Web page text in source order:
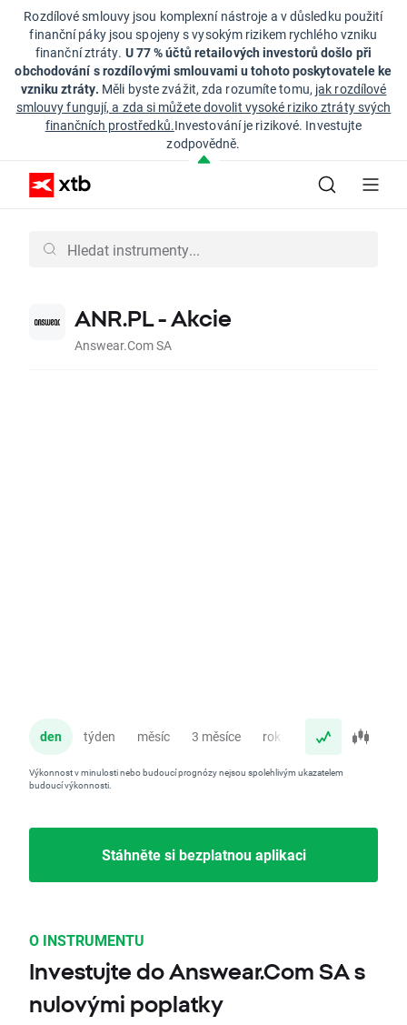
Rozdílové smlouvy jsou komplexní nástroje a v důsledku použití
finanční páky jsou spojeny s vysokým rizikem rychlého vzniku
finanční ztráty. U 77 % účtů retailových investorů došlo při
obchodování s rozdílovými smlouvami u tohoto poskytovatele ke
vzniku ztráty. Měli byste zvážit, zda rozumíte tomu, jak rozdílové
smlouvy fungují, a zda si můžete dovolit vysoké riziko ztráty svých
finančních prostředků.Investování je rizikové. Investujte
zodpovědně.
ANR.PL - Akcie
Answear.Com SA
den týden měsíc 3 měsíce rok
Výkonnost v minulosti nebo budoucí prognózy nejsou spolehlivým ukazatelem
budoucí výkonnosti.
Stáhněte si bezplatnou aplikaci
O INSTRUMENTU
Investujte do Answear.Com SA s
nulovými poplatky